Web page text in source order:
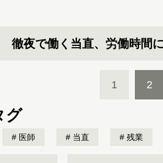
徹夜で働く当直、労働時間
1 2
グ
医師 当直 残業